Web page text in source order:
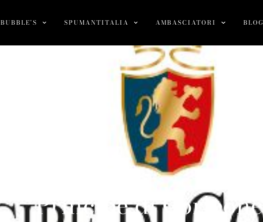
BUBBLE’S SPUMANTITALIA AMBASCIATORI BLOG
Principe di Corleone